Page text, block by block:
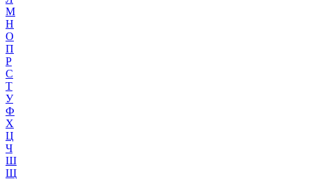
М
Н
О
П
Р
С
Т
У
Ф
Х
Ц
Ч
Ш
Щ